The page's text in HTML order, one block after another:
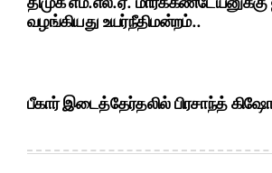
வழங்கியது உயர்நீதிமன்றம்..
பீகார் இடைத்தேர்தலில் பிரசாந்த்